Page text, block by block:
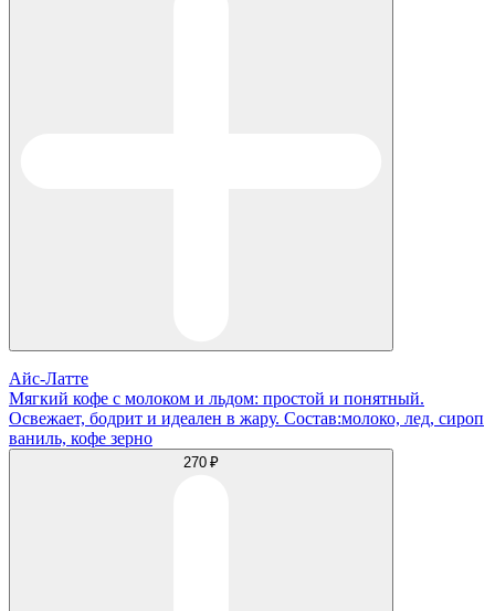
Айс-Латте
Мягкий кофе с молоком и льдом: простой и понятный.
Освежает, бодрит и идеален в жару. Состав:молоко, лед, сироп
ваниль, кофе зерно
270 ₽